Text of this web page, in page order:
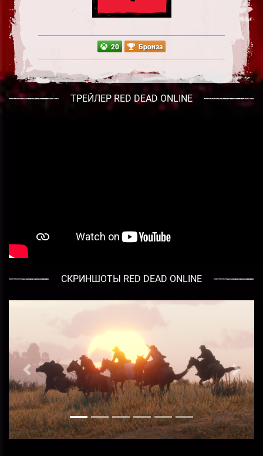
20 Бронза
ТРЕЙЛЕР RED DEAD ONLINE
СКРИНШОТЫ RED DEAD ONLINE
Предыдущий